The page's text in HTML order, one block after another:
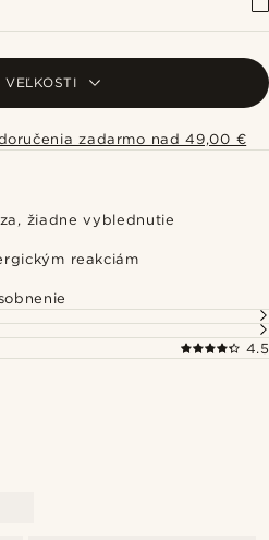
VEĽKOSTI
zadarmo nad 49,00 €
žiadne vyblednutie
reakciám
4.5